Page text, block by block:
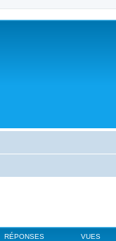
RÉPONSES VUES